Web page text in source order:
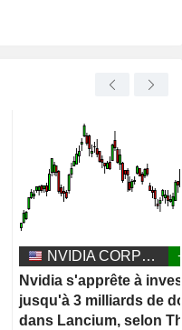
NVIDIA CORPORATION
Nvidia s'apprête à
jusqu'à 3 milliards de
dans Lancium, selon